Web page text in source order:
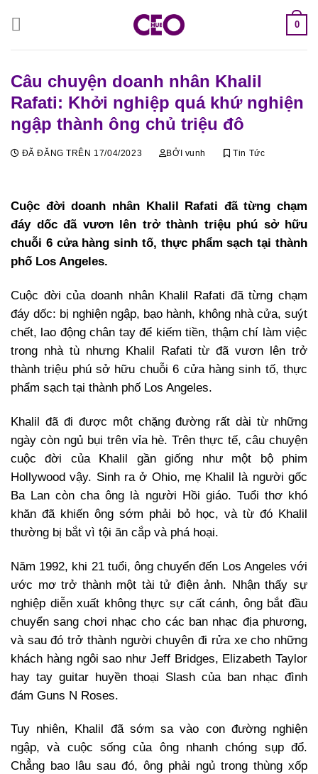
đến
0
Câu chuyện doanh nhân Khalil
Rafati: Khởi nghiệp quá khứ nghiện
ngập thành ông chủ triệu đô
ĐÃ ĐĂNG TRÊN 17/04/2023 BỞI vunh Tin Tức
Cuộc đời doanh nhân Khalil Rafati đã từng chạm
đáy dốc đã vươn lên trở thành triệu phú sở hữu
chuỗi 6 cửa hàng sinh tố, thực phẩm sạch tại thành
phố Los Angeles.
Cuộc đời của doanh nhân Khalil Rafati đã từng chạm
đáy dốc: bị nghiện ngập, bạo hành, không nhà cửa, suýt
chết, lao động chân tay để kiếm tiền, thậm chí làm việc
trong nhà tù nhưng Khalil Rafati từ đã vươn lên trở
thành triệu phú sở hữu chuỗi 6 cửa hàng sinh tố, thực
phẩm sạch tại thành phố Los Angeles.
Khalil đã đi được một chặng đường rất dài từ những
ngày còn ngủ bụi trên vỉa hè. Trên thực tế, câu chuyện
cuộc đời của Khalil gần giống như một bộ phim
Hollywood vậy. Sinh ra ở Ohio, mẹ Khalil là người gốc
Ba Lan còn cha ông là người Hồi giáo. Tuổi thơ khó
khăn đã khiến ông sớm phải bỏ học, và từ đó Khalil
thường bị bắt vì tội ăn cắp và phá hoại.
Năm 1992, khi 21 tuổi, ông chuyển đến Los Angeles với
ước mơ trở thành một tài tử điện ảnh. Nhận thấy sự
nghiệp diễn xuất không thực sự cất cánh, ông bắt đầu
chuyển sang chơi nhạc cho các ban nhạc địa phương,
và sau đó trở thành người chuyên đi rửa xe cho những
khách hàng ngôi sao như Jeff Bridges, Elizabeth Taylor
hay tay guitar huyền thoại Slash của ban nhạc đình
đám Guns N Roses.
Tuy nhiên, Khalil đã sớm sa vào con đường nghiện
ngập, và cuộc sống của ông nhanh chóng sụp đổ.
Chẳng bao lâu sau đó, ông phải ngủ trong thùng xốp